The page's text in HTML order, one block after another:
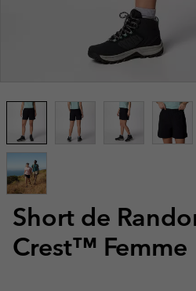
Short de
Crest™ Femme